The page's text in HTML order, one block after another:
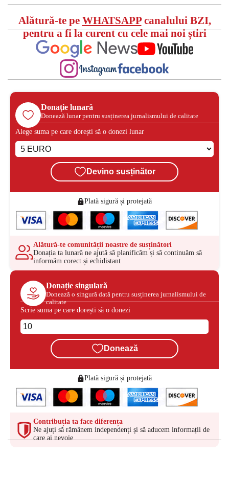
Alătură-te pe WHATSAPPcanalului BZI,
pentru a fi la curent cu cele mai noi știri
Donație lunară
Donează lunar pentru susținerea jurnalismului de calitate
Alege suma pe care dorești să o donezi lunar
Devino susținător
Plată sigură și protejată
Alătură-te comunității noastre de susținători
Donația ta lunară ne ajută să planificăm și să continuăm să
informăm corect și echidistant
Donație singulară
Donează o singură dată pentru susținerea jurnalismului de
calitate
Scrie suma pe care dorești să o donezi
Donează
Plată sigură și protejată
Contribuția ta face diferența
Ne ajuți să rămânem independenți și să aducem informații de
care ai nevoie